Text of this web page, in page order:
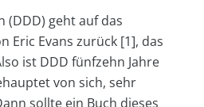
(DDD) geht auf das
Eric Evans zurück [1], das
ist DDD fünfzehn Jahre
von sich, sehr
sollte ein Buch dieses